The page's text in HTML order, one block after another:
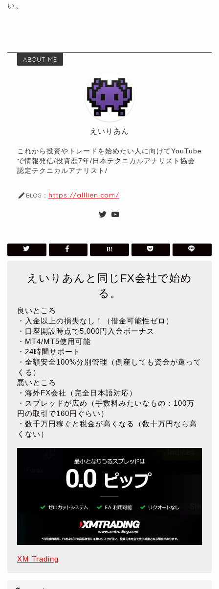
い。
ABOUT ME
えいりあん
これから投資やトレードを始めたい人に向けてYouTube
で情報発信/投資歴7年/日本テクニカルアナリスト協会
認定テクニカルアナリスト/
BLOG： https://alllien.com/
えいりあんと同じFX会社で始め
る。
良いところ
・入金以上の損失なし！（借金可能性ゼロ）
・口座開設時点で5,000円入金ボーナス
・MT4/MT5使用可能
・24時間サポート
・全額安全100%分別管理（倒産しても資金が還って
くる）
悪いところ
・海外FX会社（完全日本語対応）
・スプレッドが広め（手数料みたいなもの：100万
円の取引で160円ぐらい）
・数千万円稼ぐと税金が高くなる（数十万円なら高
くない）
XM Trading